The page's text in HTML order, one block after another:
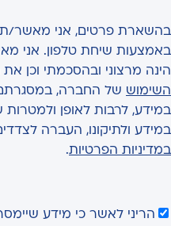
בהשארת פרטים, אני מאשר/ת
באמצעות שיחת טלפון. אני
הינה מרצוני ובהסכמתי וכן
השימוש של החברה, במסגרתם
במידע, לרבות לאופן ולמטרות
במידע ולתיקונו, העברה
במדיניות הפרטיות.
הריני לאשר כי מידע